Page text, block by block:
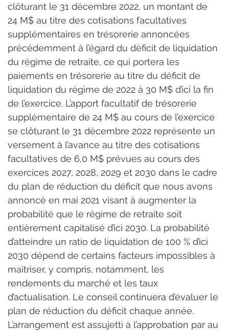
clôturant le 31 décembre 2022, un montant de
24 M$ au titre des cotisations facultatives
supplémentaires en trésorerie annoncées
précédemment à l’égard du déficit de liquidation
du régime de retraite, ce qui portera les
paiements en trésorerie au titre du déficit de
liquidation du régime de 2022 à 30 M$ d’ici la fin
de l’exercice. L’apport facultatif de trésorerie
supplémentaire de 24 M$ au cours de l’exercice
se clôturant le 31 décembre 2022 représente un
versement à l’avance au titre des cotisations
facultatives de 6,0 M$ prévues au cours des
exercices 2027, 2028, 2029 et 2030 dans le cadre
du plan de réduction du déficit que nous avons
annoncé en mai 2021 visant à augmenter la
probabilité que le régime de retraite soit
entièrement capitalisé d’ici 2030. La probabilité
d’atteindre un ratio de liquidation de 100 % d’ici
2030 dépend de certains facteurs impossibles à
maîtriser, y compris, notamment, les
rendements du marché et les taux
d’actualisation. Le conseil continuera d’évaluer le
plan de réduction du déficit chaque année.
L’arrangement est assujetti à l’approbation par au